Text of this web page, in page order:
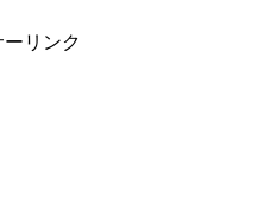
ーリンク